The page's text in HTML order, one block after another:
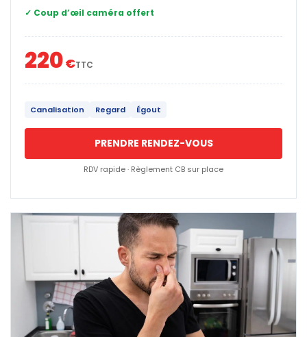
✓ Coup d’œil caméra offert
220€TTC
Canalisation Regard Égout
PRENDRE RENDEZ-VOUS
RDV rapide · Règlement CB sur place